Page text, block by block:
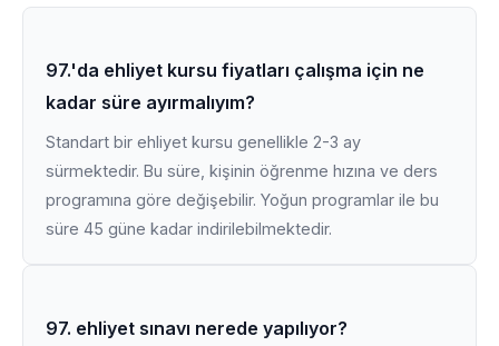
97.'da ehliyet kursu fiyatları çalışma için ne
kadar süre ayırmalıyım?
Standart bir ehliyet kursu genellikle 2-3 ay
sürmektedir. Bu süre, kişinin öğrenme hızına ve ders
programına göre değişebilir. Yoğun programlar ile bu
süre 45 güne kadar indirilebilmektedir.
97. ehliyet sınavı nerede yapılıyor?